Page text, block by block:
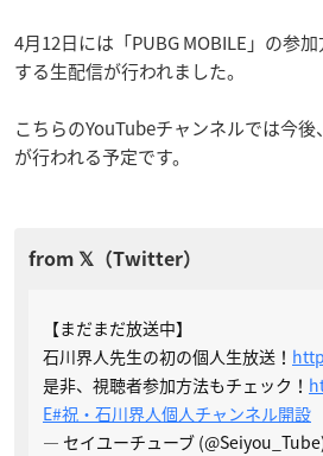
4月12日には「PUBG MOBILE」の参
する生配信が行われました。
こちらのYouTubeチャンネルでは今
が行われる予定です。
【まだまだ放送中】
石川界人先生の初の個人生放送！
是非、視聴者参加方法もチェック！
E#祝・石川界人個人チャンネル開設
— セイユーチューブ